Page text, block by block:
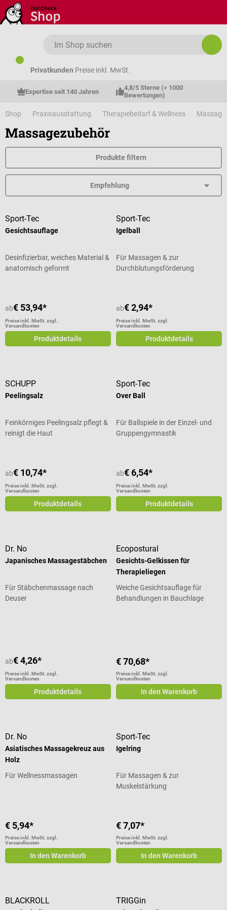
Zum Hauptinhalt springen
Privatkunden Preise inkl. MwSt.
Expertise seit 140 Jahren
4,8/5 Sterne (> 1000
Bewertungen)
Shop Praxisausstattung Therapiebedarf & Wellness
Massagezubehör
Produkte filtern
Sport-Tec
Gesichtsauflage
Desinfizierbar, weiches Material &
anatomisch geformt
ab€ 53,94*
Preise inkl. MwSt. zzgl.
Versandkosten
Produktdetails
Sport-Tec
Igelball
Für Massagen & zur
Durchblutungsförderung
ab€ 2,94*
Preise inkl. MwSt. zzgl.
Versandkosten
Produktdetails
SCHUPP
Peelingsalz
Feinkörniges Peelingsalz pflegt &
reinigt die Haut
ab€ 10,74*
Preise inkl. MwSt. zzgl.
Versandkosten
Produktdetails
Sport-Tec
Over Ball
Für Ballspiele in der Einzel- und
Gruppengymnastik
ab€ 6,54*
Preise inkl. MwSt. zzgl.
Versandkosten
Produktdetails
Dr. No
Japanisches Massagestäbchen
Für Stäbchenmassage nach
Deuser
ab€ 4,26*
Preise inkl. MwSt. zzgl.
Versandkosten
Produktdetails
Ecopostural
Gesichts-Gelkissen für
Therapieliegen
Weiche Gesichtsauflage für
Behandlungen in Bauchlage
€ 70,68*
Preise inkl. MwSt. zzgl.
Versandkosten
In den Warenkorb
Dr. No
Asiatisches Massagekreuz aus
Holz
Für Wellnessmassagen
€ 5,94*
Preise inkl. MwSt. zzgl.
Versandkosten
In den Warenkorb
Sport-Tec
Igelring
Für Massagen & zur
Muskelstärkung
€ 7,07*
Preise inkl. MwSt. zzgl.
Versandkosten
In den Warenkorb
BLACKROLL TRIGGin